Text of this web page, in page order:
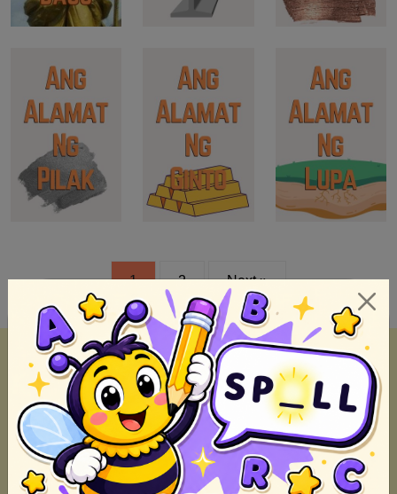
1 2 Next »